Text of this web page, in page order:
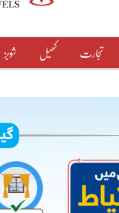
تجارت کھیل شوبز